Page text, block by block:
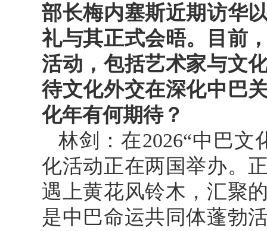
部长梅内塞斯近期访华
礼与其正式会晤。目前
活动，包括艺术家与文
待文化外交在深化中巴
化年有何期待？
林剑：在2026“中巴
化活动正在两国举办。
遇上黄花风铃木，汇聚
是中巴命运共同体蓬勃